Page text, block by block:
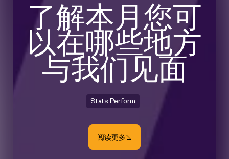
了解本月您可
以在哪些地方
与我们见面
Stats Perform
阅读更多